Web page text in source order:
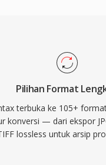
Pilihan Format
terbuka ke 105+
konversi — dari ekspor
lossless untuk arsip